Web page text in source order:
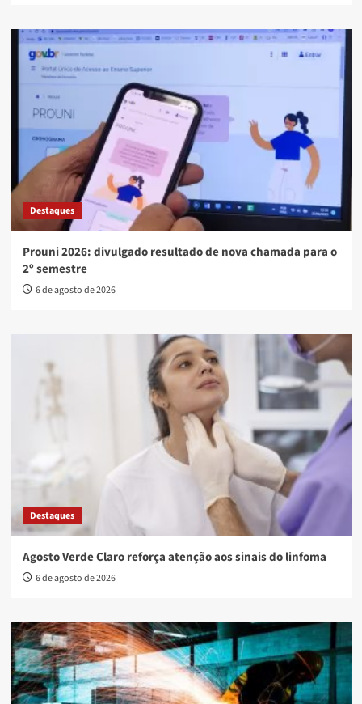
Destaques
Prouni 2026: divulgado resultado de nova chamada para o
2º semestre
6 de agosto de 2026
Destaques
Agosto Verde Claro reforça atenção aos sinais do linfoma
6 de agosto de 2026